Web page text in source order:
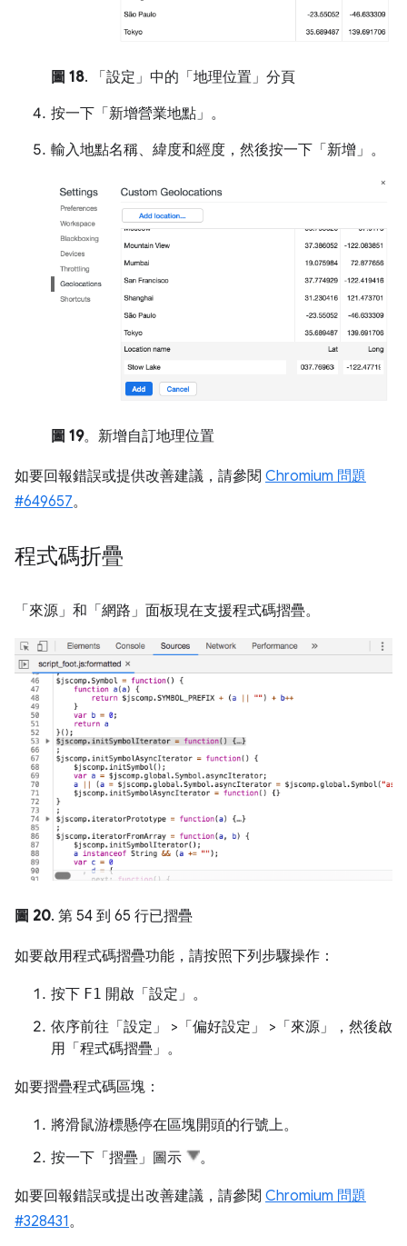
圖 18. 「設定」中的「地理位置」分頁
按一下「新增營業地點」 。
輸入地點名稱、緯度和經度，然後按一下「新增」 。
圖 19。新增自訂地理位置
如要回報錯誤或提供改善建議，請參閱 Chromium 問題
#649657。
程式碼折疊
「來源」 和「網路」 面板現在支援程式碼摺疊。
圖 20. 第 54 到 65 行已摺疊
如要啟用程式碼摺疊功能，請按照下列步驟操作：
按下 F1 開啟「設定」 。
依序前往「設定」
>「偏好設定」 >「來源」
，然後啟
用「程式碼摺疊」 。
如要摺疊程式碼區塊：
將滑鼠游標懸停在區塊開頭的行號上。
按一下「摺疊」 圖示 。
如要回報錯誤或提出改善建議，請參閱 Chromium 問題
#328431。